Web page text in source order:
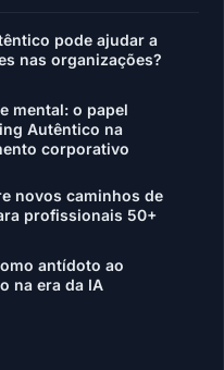
pode ajudar a
nas organizações?
mental: o papel
Autêntico na
corporativo
novos caminhos de
profissionais 50+
antídoto ao
na era da IA